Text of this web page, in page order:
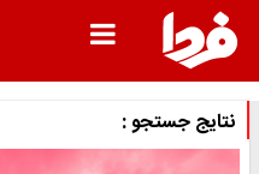
نتایج جستجو :